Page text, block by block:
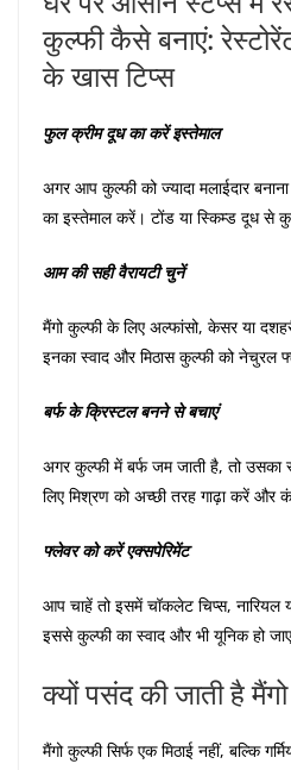
कुल्फी कैसे बनाएं:
के खास टिप्स
फुल क्रीम दूध का करें इस्तेमाल
अगर आप कुल्फी को ज्यादा मलाईदार
का इस्तेमाल करें। टोंड या स्किम्ड दूध से
आम की सही वैरायटी चुनें
मैंगो कुल्फी के लिए अल्फांसो, केसर या
इनका स्वाद और मिठास कुल्फी को नेचुरल
बर्फ के क्रिस्टल बनने से बचाएं
अगर कुल्फी में बर्फ जम जाती है, तो उसका
लिए मिश्रण को अच्छी तरह गाढ़ा करें
फ्लेवर को करें एक्सपेरिमेंट
आप चाहें तो इसमें चॉकलेट चिप्स, नारियल
इससे कुल्फी का स्वाद और भी यूनिक हो
क्यों पसंद की जाती है
मैंगो कुल्फी सिर्फ एक मिठाई नहीं, बल्कि